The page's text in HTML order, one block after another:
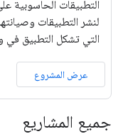
التطبيقات الحاسوبية
لنشر التطبيقات
التي تشكل التطبيق في
عرض المشروع
جميع المشاريع